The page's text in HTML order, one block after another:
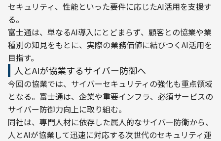
セキュリティ、性能といった要件に応じたAI活用を支援す
る。
富士通は、単なるAI導入にとどまらず、顧客との協業や業
種別の知見をもとに、実際の業務価値に結びつくAI活用を
目指す。
人とAIが協業するサイバー防御へ
今回の協業では、サイバーセキュリティの強化も重点領域
となる。富士通は、企業や重要インフラ、必須サービスの
サイバー防御力向上に取り組む。
同社は、専門人材に依存した属人的なサイバー防衛から、
人とAIが協業して迅速に対応する次世代のセキュリティ運